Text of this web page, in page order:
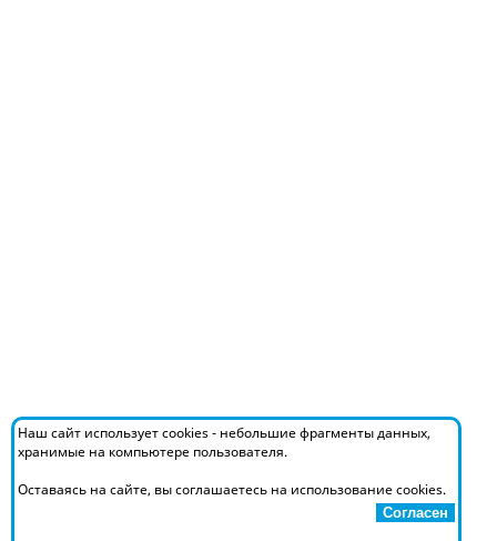
Наш сайт использует cookies - небольшие фрагменты данных,
хранимые на компьютере пользователя.
Оставаясь на сайте, вы соглашаетесь на использование cookies.
Согласен